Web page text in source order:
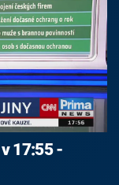
17:55 -